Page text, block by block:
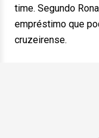
time. Segundo
empréstimo que
cruzeirense.